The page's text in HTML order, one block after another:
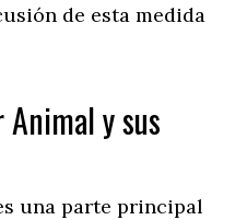
de esta medida
Animal y sus
una parte principal